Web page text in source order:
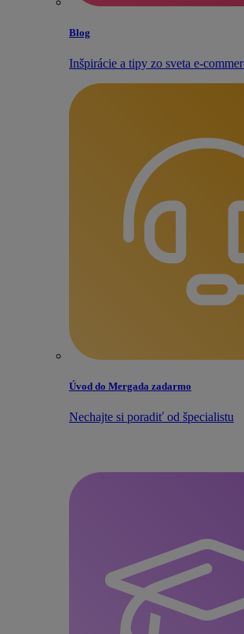
Blog
Inšpirácie a tipy zo sveta
Úvod do Mergada zadarmo
Nechajte si poradiť od špecialistu